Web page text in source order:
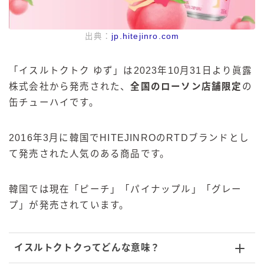
出典： jp.hitejinro.com
「 イスルトクトク ゆず」は2023年10月31日より眞露
株式会社から発売された、全国のローソン店舗限定 の
缶チューハイです。
2016年3月に韓国でHITEJINROのRTDブランドとし
て発売された人気のある商品です。
韓国では現在「ピーチ」「パイナップル」「グレー
プ」が発売されています。
イスルトクトクってどんな意味？